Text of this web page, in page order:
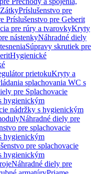
Príslušenstvo pre
Príslušenstvo pre Geberit
pre rúry a tvarovkyKryty
nástenkyNáhradné diely
Súpravy skrutiek pre
Hygienické
prietokuKryty a
splachovania WC s
pre Splachovacie
hygienickým
nádržky s hygienickým
Náhradné diely pre
pre splachovacie
hygienickým
pre splachovacie
hygienickým
Náhradné diely pre